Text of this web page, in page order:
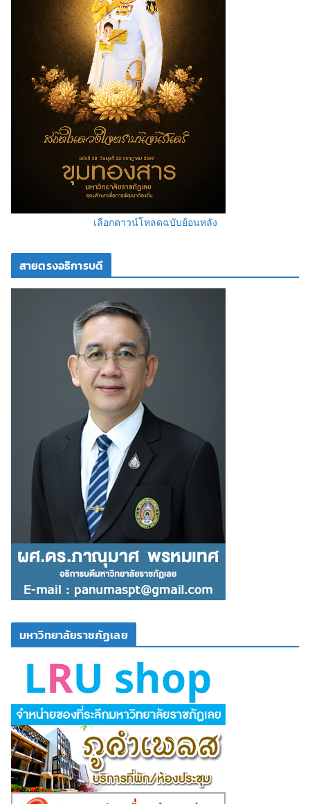
เลือกดาวน์โหลดฉบับย้อนหลัง
สายตรงอธิการบดี
มหาวิทยาลัยราชภัฏเลย